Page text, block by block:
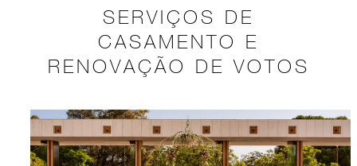
SERVIÇOS DE
CASAMENTO E
RENOVAÇÃO DE VOTOS